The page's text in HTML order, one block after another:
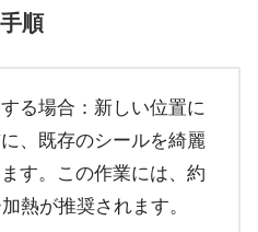
順
る場合：新しい位置に
、既存のシールを綺麗
す。この作業には、約
熱が推奨されます。